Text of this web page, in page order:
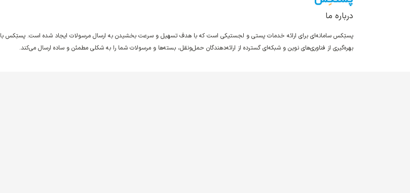
درباره ما
پستِکس سامانه‌ای برای ارائه خدمات پستی و لجستیکی است که با هدف تسهیل و سرعت بخشیدن به ارسال مرسولات ایجاد شده است. پستِکس با
بهره‌گیری از فناوری‌های نوین و شبکه‌ای گسترده از ارائه‌دهندگان حمل‌ونقل، بسته‌ها و مرسولات شما را به شکلی مطمئن و ساده ارسال می‌کند.